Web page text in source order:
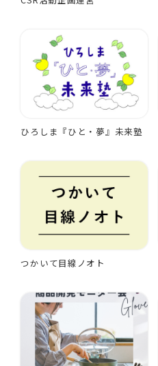
ひろしま『ひと・夢』未来塾
つかいて目線ノオト